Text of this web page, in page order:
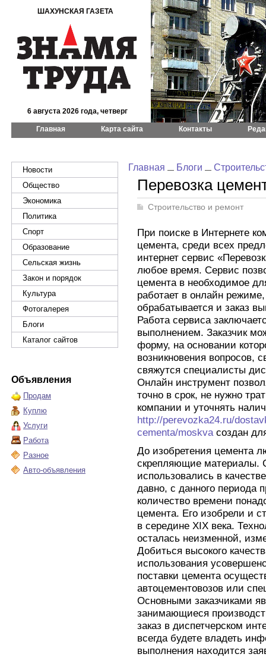
ШАХУНСКАЯ ГАЗЕТА
6 августа 2026 года, четверг
Главная Карта сайта Контакты
Новости
Общество
Экономика
Политика
Спорт
Образование
Сельская жизнь
Закон и порядок
Культура
Фотогалерея
Блоги
Каталог сайтов
Объявления
Продам
Куплю
Услуги
Работа
Разное
Авто-объявления
Главная Блоги
Перевозка
Строительство и ремонт
При поиске в Интернете
цемента, среди всех
интернет сервис
любое время. Сервис
цемента в необходимое
работает в онлайн
обрабатывается и заказ
Работа сервиса
выполнением. Заказчик
форму, на основании
возникновения вопросов,
свяжутся специалисты
Онлайн инструмент
точно в срок, не нужно
компании и уточнять
http://perevozka24.ru/
cementa/moskvaсоздан
До изобретения цемента
скрепляющие материалы.
использовались в
давно, с данного периода
количество времени
цемента. Его изобрели и
в середине XIX века.
осталась неизменной,
Добиться высокого
использования
поставки цемента
автоцементовозов или
Основными заказчиками
занимающиеся
заказ в диспетчерском
всегда будете владеть
выполнения находится